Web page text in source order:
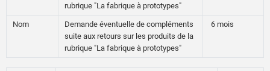
rubrique "La fabrique à prototypes"
Nom
Demande éventuelle de compléments
suite aux retours sur les produits de la
rubrique "La fabrique à prototypes"
6 mois